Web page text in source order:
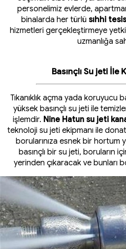
personelimiz evlerde,
binalarda her türlü sıhhi
hizmetleri gerçekleştirmeye
uzmanlığa
Basınçlı Su jeti İle
Tıkanıklık açma yada koruyucu
yüksek basınçlı su jeti ile
işlemdir. Nine Hatun su jeti
teknoloji su jeti ekipmanı ile
borularınıza esnek bir hortum
basınçlı bir su jeti, boruların
yerinden çıkaracak ve bunları